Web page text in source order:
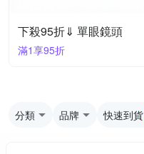
下殺95折⇓ 單眼鏡頭
滿1享95折
分類 品牌 快速到貨